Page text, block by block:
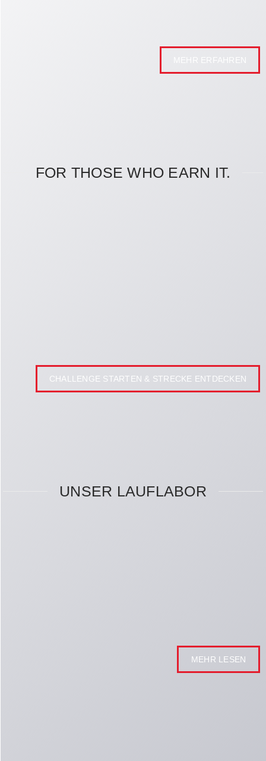
MEHR ERFAHREN
FOR THOSE WHO EARN IT.
CHALLENGE STARTEN & STRECKE ENTDECKEN
UNSER LAUFLABOR
MEHR LESEN